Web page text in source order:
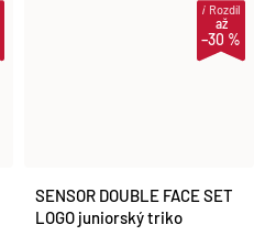
až
–30 %
iRozdíl
SENSOR DOUBLE FACE SET
LOGO juniorský triko